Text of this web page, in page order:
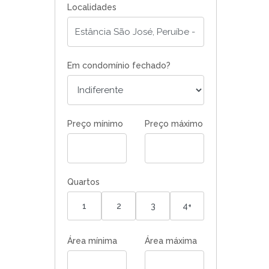
Localidades
Em condomínio fechado?
Preço mínimo Preço máximo
Quartos
1 2 3 4+
Área mínima Área máxima